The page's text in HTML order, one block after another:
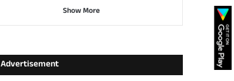
Show More
Advertisement